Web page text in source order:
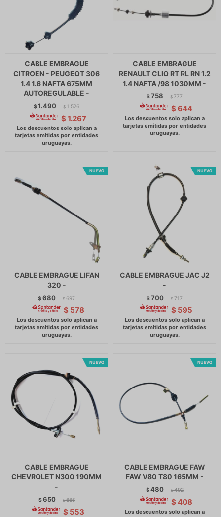
CABLE EMBRAGUE
CITROEN - PEUGEOT 306
1.4 1.6 NAFTA 675MM
AUTOREGULABLE -
$1.490 $ 1.526
$ 1.267
CABLE EMBRAGUE
RENAULT CLIO RT RL RN 1.2
1.4 NAFTA /98 1030MM -
$758 $ 777
$ 644
CABLE EMBRAGUE LIFAN
320 -
$680 $ 697
$ 578
CABLE EMBRAGUE JAC J2
-
$700 $ 717
$ 595
CABLE EMBRAGUE
CHEVROLET N300 190MM
-
$650 $ 666
$ 553
CABLE EMBRAGUE FAW
FAW V80 T80 165MM -
$480 $ 492
$ 408